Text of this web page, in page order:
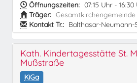
Öffnungszeiten: 07:15 Uhr - 16:30
Träger:
Kontakt Tr.: Balthasar-Neumann-
Kath. Kindertagesstätte St.
Mußstraße
KiGa